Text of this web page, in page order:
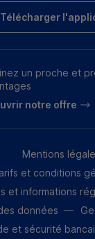
Télécharger
un proche et
notre offre
Mentions
et conditions
et informations
données
et sécurité